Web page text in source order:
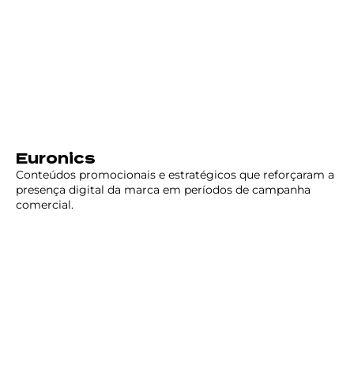
Euronics
Conteúdos promocionais e estratégicos que reforçaram a
presença digital da marca em períodos de campanha
comercial.